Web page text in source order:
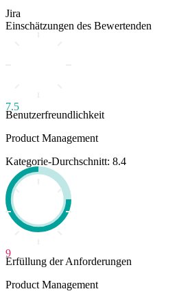
Jira
Einschätzungen des Bewertenden
7.5
Benutzerfreundlichkeit
Product Management
Kategorie-Durchschnitt: 8.4
9
Erfüllung der Anforderungen
Product Management